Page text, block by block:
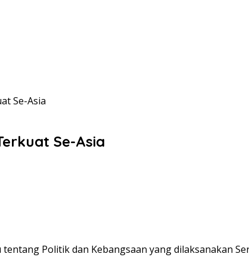
Se-Asia
Se-Asia
Politik dan Kebangsaan yang dilaksanakan